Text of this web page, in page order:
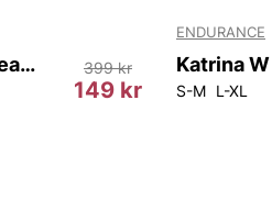
Katrina W Seamless Top
149 kr
399 kr
ENDURANCE
S-M L-XL